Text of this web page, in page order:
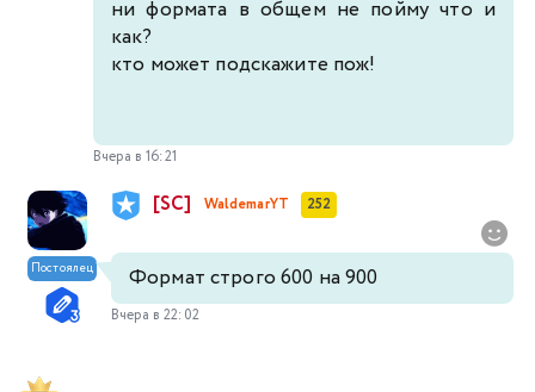
ни формата в общем не пойму что и
как?
кто может подскажите пож!
Вчера в 16:21
Постоялец
[SC] WaldemarYT 252
Формат строго 600 на 900
Вчера в 22:02